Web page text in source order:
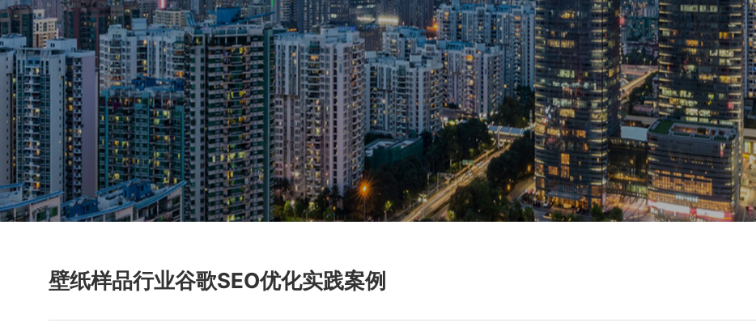
壁纸样品行业谷歌SEO优化实践案例